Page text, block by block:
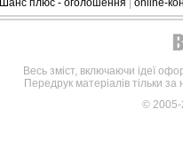
Шанс плюс - оголошення online-
Весь зміст, включаючи ідеї
Передрук матеріалів тільки
©